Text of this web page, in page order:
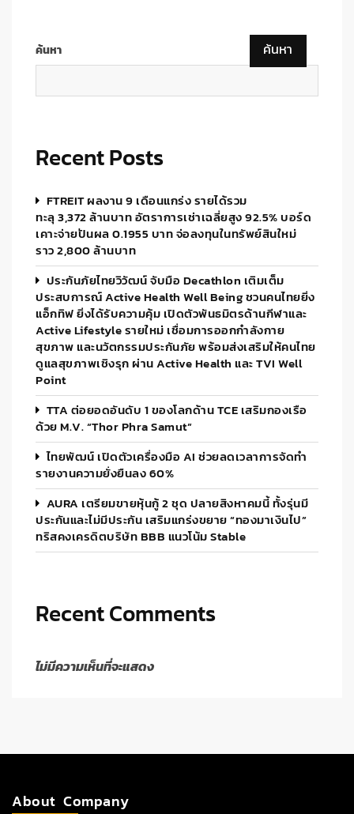
ค้นหา ค้นหา
Recent Posts
FTREIT ผลงาน 9 เดือนแกร่ง รายได้รวม
ทะลุ 3,372 ล้านบาท อัตราการเช่าเฉลี่ยสูง 92.5% บอร์ด
เคาะจ่ายปันผล 0.1955 บาท จ่อลงทุนในทรัพย์สินใหม่
ราว 2,800 ล้านบาท
ประกันภัยไทยวิวัฒน์ จับมือ Decathlon เติมเต็ม
ประสบการณ์ Active Health Well Being ชวนคนไทยยิ่ง
แอ็กทิฟ ยิ่งได้รับความคุ้ม เปิดตัวพันธมิตรด้านกีฬาและ
Active Lifestyle รายใหม่ เชื่อมการออกกำลังกาย
สุขภาพ และนวัตกรรมประกันภัย พร้อมส่งเสริมให้คนไทย
ดูแลสุขภาพเชิงรุก ผ่าน Active Health และ TVI Well
Point
TTA ต่อยอดอันดับ 1 ของโลกด้าน TCE เสริมกองเรือ
ด้วย M.V. “Thor Phra Samut”
ไทยพัฒน์ เปิดตัวเครื่องมือ AI ช่วยลดเวลาการจัดทำ
รายงานความยั่งยืนลง 60%
AURA เตรียมขายหุ้นกู้ 2 ชุด ปลายสิงหาคมนี้ ทั้งรุ่นมี
ประกันและไม่มีประกัน เสริมแกร่งขยาย “ทองมาเงินไป”
ทริสคงเครดิตบริษัท BBB แนวโน้ม Stable
Recent Comments
ไม่มีความเห็นที่จะแสดง
About Company